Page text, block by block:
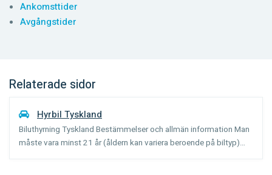
Ankomsttider
Avgångstider
Relaterade sidor
Hyrbil Tyskland
Biluthyrning Tyskland Bestämmelser och allmän information Man
måste vara minst 21 år (åldern kan variera beroende på biltyp)